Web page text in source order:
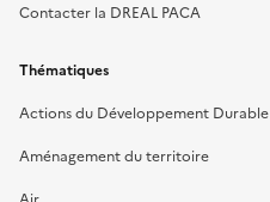
Contacter la DREAL PACA
Thématiques
Actions du Développement Durable
Aménagement du territoire